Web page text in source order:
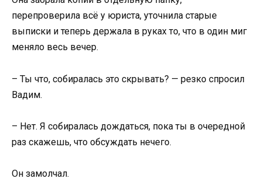
перепроверила всё у юриста, уточнила старые
выписки и теперь держала в руках то, что в один миг
меняло весь вечер.
– Ты что, собиралась это скрывать? — резко спросил
Вадим.
– Нет. Я собиралась дождаться, пока ты в очередной
раз скажешь, что обсуждать нечего.
Он замолчал.